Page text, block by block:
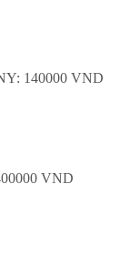
140000 VND
VND